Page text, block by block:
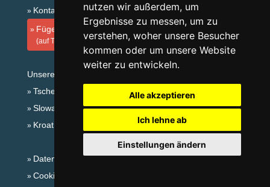
nutzen wir außerdem, um
Ergebnisse zu messen, um zu
verstehen, woher unsere Besucher
kommen oder um unsere Website
weiter zu entwickeln.
Alle akzeptieren
Ich lehne ab
Einstellungen ändern
Kontakt
Fügen Sie Ihre Unterkunft hinzu
(auf Tschechisch)
Unsere Servers:
Tschechische Gebirge
Slowakische Gebirge
Kroatien
Datenschutz
Cookies